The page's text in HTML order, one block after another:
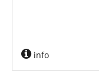
info